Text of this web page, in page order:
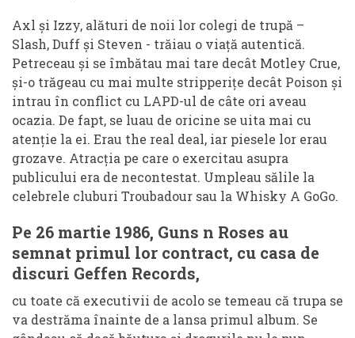
Axl și Izzy, alături de noii lor colegi de trupă –
Slash, Duff și Steven - trăiau o viață autentică.
Petreceau și se îmbătau mai tare decât Motley Crue,
și-o trăgeau cu mai multe stripperițe decât Poison și
intrau în conflict cu LAPD-ul de câte ori aveau
ocazia. De fapt, se luau de oricine se uita mai cu
atenție la ei. Erau the real deal, iar piesele lor erau
grozave. Atracția pe care o exercitau asupra
publicului era de necontestat. Umpleau sălile la
celebrele cluburi Troubadour sau la Whisky A GoGo.
Pe 26 martie 1986, Guns n Roses au
semnat primul lor contract, cu casa de
discuri Geffen Records,
cu toate că executivii de acolo se temeau că trupa se
va destrăma înainte de a lansa primul album. Se